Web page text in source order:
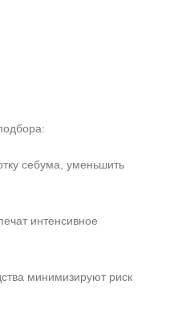
себума, уменьшить
интенсивное
минимизируют риск